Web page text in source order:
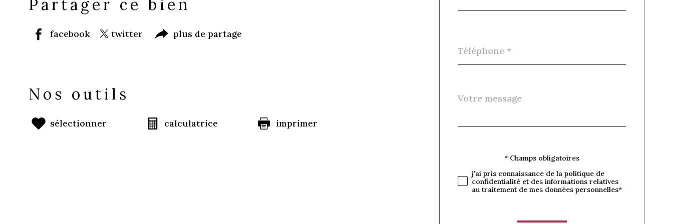
Partager ce bien
facebook twitter plus de partage
Nos outils
sélectionner calculatrice imprimer
*
Fieldset
défaut
Message
*
Validation* Champs obligatoires
j'ai pris connaissance de la politique de
confidentialité et des informations relatives
au traitement de mes données personnelles*